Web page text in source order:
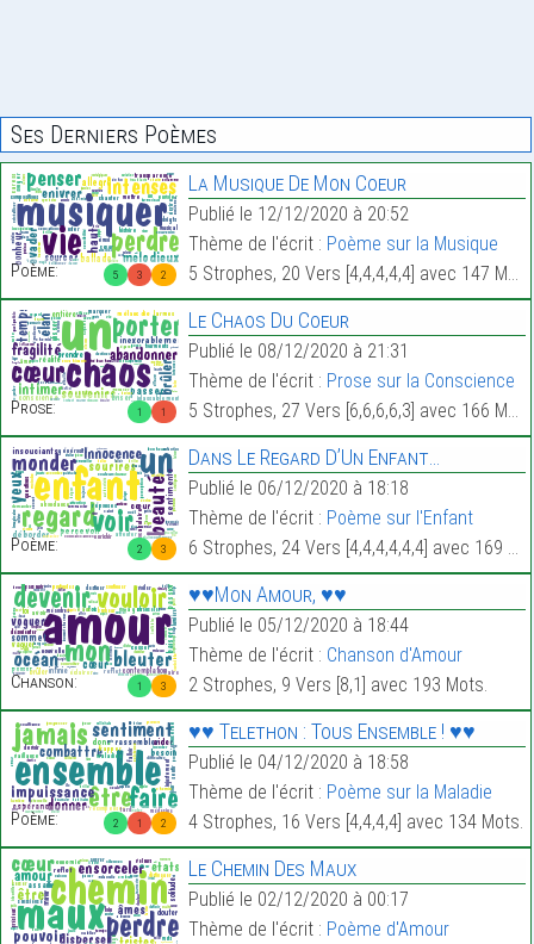
Ses Derniers Poèmes
5 3 2
Poème:
La Musique De Mon Coeur
Publié le 12/12/2020 à 20:52
Thème de l'écrit : Poème sur la Musique
5 Strophes, 20 Vers [4,4,4,4,4] avec 147 Mots.
1 1
Prose:
Le Chaos Du Coeur
Publié le 08/12/2020 à 21:31
Thème de l'écrit : Prose sur la Conscience
5 Strophes, 27 Vers [6,6,6,6,3] avec 166 Mots.
2 3
Poème:
Dans Le Regard D’Un Enfant…
Publié le 06/12/2020 à 18:18
Thème de l'écrit : Poème sur l'Enfant
6 Strophes, 24 Vers [4,4,4,4,4,4] avec 169 Mots.
1 3
Chanson:
♥♥Mon Amour, ♥♥
Publié le 05/12/2020 à 18:44
Thème de l'écrit : Chanson d'Amour
2 Strophes, 9 Vers [8,1] avec 193 Mots.
2 1 2
Poème:
♥♥ Telethon : Tous Ensemble ! ♥♥
Publié le 04/12/2020 à 18:58
Thème de l'écrit : Poème sur la Maladie
4 Strophes, 16 Vers [4,4,4,4] avec 134 Mots.
Le Chemin Des Maux
Publié le 02/12/2020 à 00:17
Thème de l'écrit : Poème d'Amour